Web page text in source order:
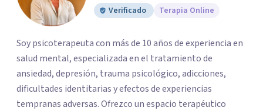
Verificado
Terapia Online
Soy psicoterapeuta con más de 10 años de experiencia en
salud mental, especializada en el tratamiento de
ansiedad, depresión, trauma psicológico, adicciones,
dificultades identitarias y efectos de experiencias
tempranas adversas. Ofrezco un espacio terapéutico